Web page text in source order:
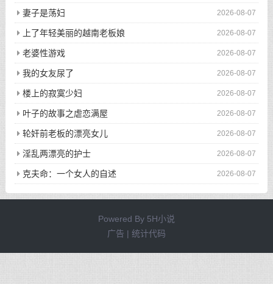
2026-08-07
妻子是荡妇
2026-08-07
上了年轻美丽的越南老板娘
2026-08-07
老婆性游戏
2026-08-07
我的女友尿了
2026-08-07
楼上的寂寞少妇
2026-08-07
叶子的故事之虐恋满屋
2026-08-07
轮奸前老板的漂亮女儿
2026-08-07
淫乱两漂亮的护士
2026-08-07
克夫命：一个女人的自述
Powered By 5H小说
广告 | 统计代码